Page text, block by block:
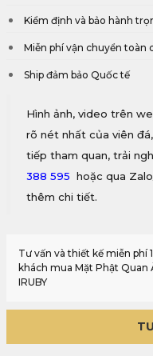
Kiểm định và bảo hành
Miễn phí vận chuyển toàn
Ship đảm bảo Quốc tế
Hình ảnh, video trên
rõ nét nhất của viên
tiếp tham quan, trải
388 595 hoặc qua
thêm chi tiết.
Tư vấn và thiết kế miễn phí
khách mua Mặt Phật Quan
IRUBY